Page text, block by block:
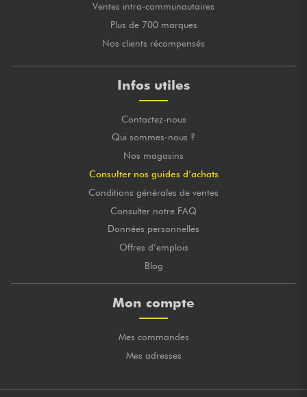
Ventes intra-communautaires
Plus de 700 marques
Nos clients récompensés
Infos utiles
Contactez-nous
Qui sommes-nous ?
Nos magasins
Consulter nos guides d’achats
Conditions générales de ventes
Consulter notre FAQ
Données personnelles
Offres d’emplois
Blog
Mon compte
Mes commandes
Mes adresses